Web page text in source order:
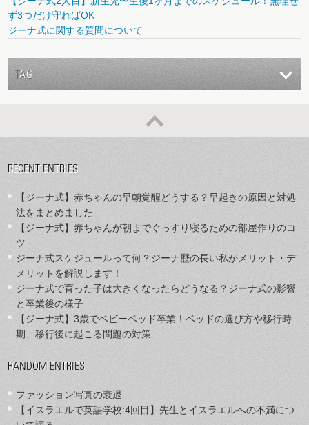
ず3つだけ守ればOK
ジーナ式に関する質問について
TAG
RECENT ENTRIES
【ジーナ式】赤ちゃんの早朝覚醒どうする？早起きの原因と対処
法をまとめました
【ジーナ式】赤ちゃんが朝までぐっすり寝るための部屋作りのコ
ツ
ジーナ式スケジュールって何？ジーナ歴の長い私がメリット・デ
メリットを解説します！
ジーナ式で育った子は大きくなったらどうなる？ジーナ式の影響
と卒業後の様子
【ジーナ式】3歳でベビーベッド卒業！ベッドの選び方や移行時
期、移行後に起こる問題の対策
RANDOM ENTRIES
ファッション写真の衰退
【イスラエルで英語学校:4回目】先生とイスラエルへの不満につ